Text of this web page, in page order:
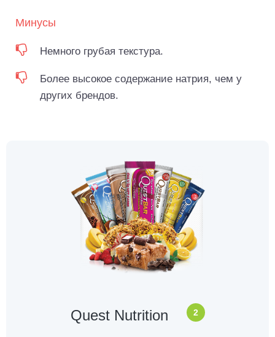
Минусы
Немного грубая текстура.
Более высокое содержание натрия, чем у
других брендов.
Quest Nutrition 2